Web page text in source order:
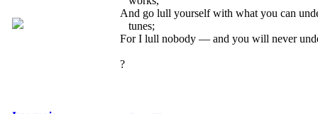
And go lull yourself with what you can
tunes;
For I lull nobody — and you will never
?